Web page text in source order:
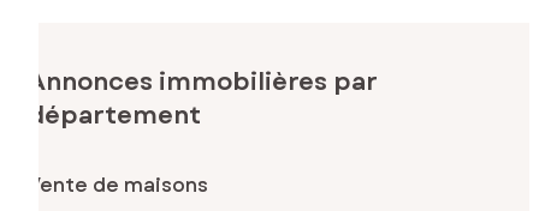
Annonces immobilières par
département
Vente de maisons